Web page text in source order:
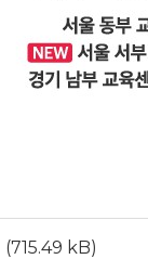
(715.49 kB)